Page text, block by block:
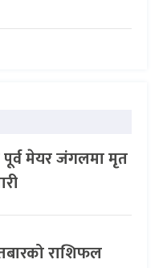
मेयर जंगलमा मृत
राशिफल